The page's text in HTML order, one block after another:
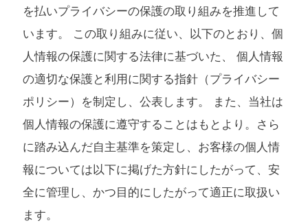
を払いプライバシーの保護の取り組みを推進して
います。 この取り組みに従い、以下のとおり、個
人情報の保護に関する法律に基づいた、 個人情報
の適切な保護と利用に関する指針（プライバシー
ポリシー）を制定し、公表します。 また、当社は
個人情報の保護に遵守することはもとより。さら
に踏み込んだ自主基準を策定し、お客様の個人情
報については以下に掲げた方針にしたがって、安
全に管理し、かつ目的にしたがって適正に取扱い
ます。